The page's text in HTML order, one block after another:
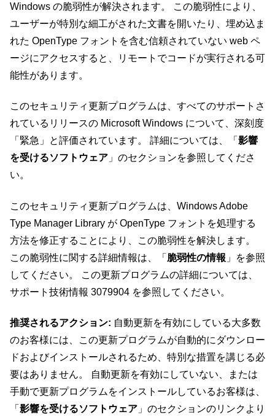
Windows の脆弱性が解決されます。 この脆弱性により、
ユーザーが特別な細工がされた文書を開いたり、埋め込ま
れた OpenType フォントを含む信頼されていない web ペ
ージにアクセスすると、リモートでコードが実行される可
能性があります。
このセキュリティ更新プログラムは、すべてのサポートさ
れているリリースの Microsoft Windows について、深刻度
「緊急」と評価されています。 詳細については、「 影響
を受けるソフトウェア 」のセクションを参照してくださ
い。
このセキュリティ更新プログラムは、Windows Adobe
Type Manager Library が OpenType フォントを処理する
方法を修正することにより、この脆弱性を解決します。
この脆弱性に関する詳細情報は、「 脆弱性の情報 」を参照
してください。 この更新プログラムの詳細については、
サポート技術情報 3079904 を参照してください。
推奨されるアクション: 自動更新を有効にしている大多数
のお客様には、この更新プログラムが自動的にダウンロー
ドおよびインストールされるため、特別な措置を講じる必
要はありません。 自動更新を有効にしていない、または
手動で更新プログラムをインストールしているお客様は、
「 影響を受けるソフトウェア 」のセクションのリンクより